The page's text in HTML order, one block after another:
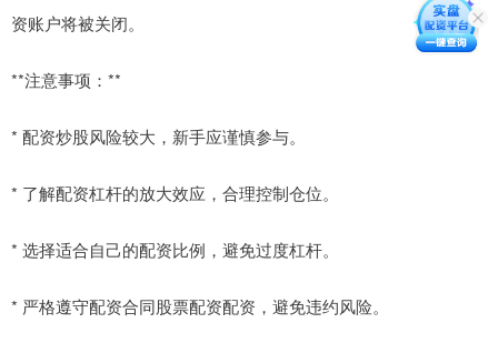
资账户将被关闭。
**注意事项：**
* 配资炒股风险较大，新手应谨慎参与。
* 了解配资杠杆的放大效应，合理控制仓位。
* 选择适合自己的配资比例，避免过度杠杆。
* 严格遵守配资合同股票配资配资，避免违约风险。